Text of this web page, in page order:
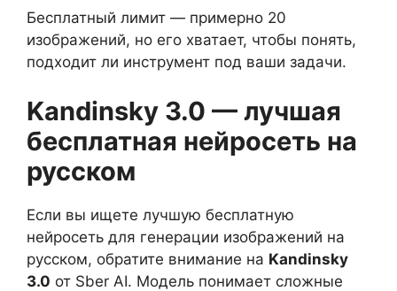
Бесплатный лимит — примерно 20
изображений, но его хватает, чтобы понять,
подходит ли инструмент под ваши задачи.
Kandinsky 3.0 — лучшая
бесплатная нейросеть на
русском
Если вы ищете лучшую бесплатную
нейросеть для генерации изображений на
русском, обратите внимание на Kandinsky
3.0 от Sber AI. Модель понимает сложные